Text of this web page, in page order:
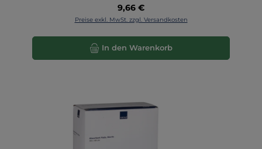
Regulärer Preis:
9,66 €
Preise exkl. MwSt. zzgl. Versandkosten
In den Warenkorb